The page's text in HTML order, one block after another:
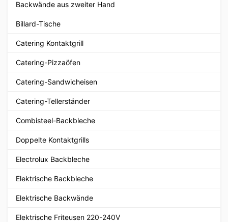
Backwände aus zweiter Hand
Billard-Tische
Catering Kontaktgrill
Catering-Pizzaöfen
Catering-Sandwicheisen
Catering-Tellerständer
Combisteel-Backbleche
Doppelte Kontaktgrills
Electrolux Backbleche
Elektrische Backbleche
Elektrische Backwände
Elektrische Friteusen 220-240V